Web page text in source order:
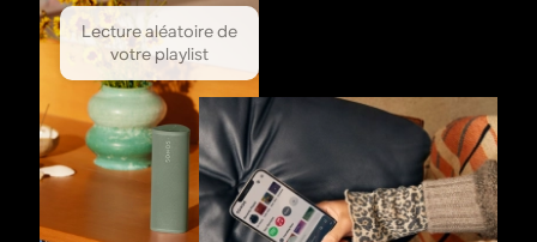
Lecture aléatoire de
votre playlist